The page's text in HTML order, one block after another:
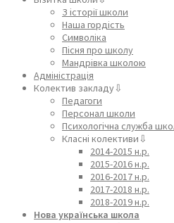
З історії школи
Наша гордість
Символіка
Пісня про школу
Мандрівка школою
Адміністрація
Колектив закладу⇩
Педагоги
Персонал школи
Психологічна служба
Класні колективи⇩
2014-2015 н.р.
2015-2016 н.р.
2016-2017 н.р.
2017-2018 н.р.
2018-2019 н.р.
Нова українська школа